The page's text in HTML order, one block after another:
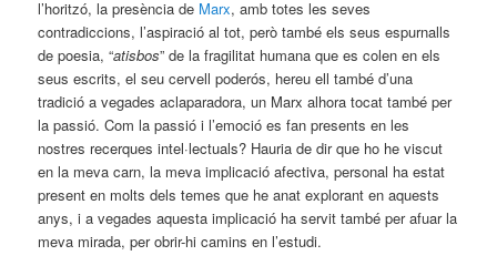
l’horitzó, la presència de Marx, amb totes les seves
contradiccions, l’aspiració al tot, però també els seus espurnalls
de poesia, “atisbos” de la fragilitat humana que es colen en els
seus escrits, el seu cervell poderós, hereu ell també d’una
tradició a vegades aclaparadora, un Marx alhora tocat també per
la passió. Com la passió i l’emoció es fan presents en les
nostres recerques intel·lectuals? Hauria de dir que ho he viscut
en la meva carn, la meva implicació afectiva, personal ha estat
present en molts dels temes que he anat explorant en aquests
anys, i a vegades aquesta implicació ha servit també per afuar la
meva mirada, per obrir-hi camins en l’estudi.